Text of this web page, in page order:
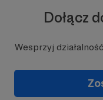
Dołącz
Wesprzyj